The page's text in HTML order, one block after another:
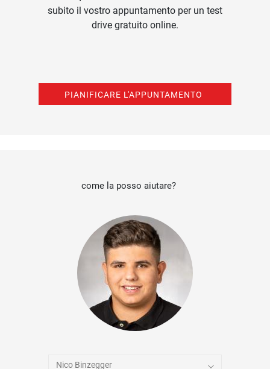
subito il vostro appuntamento per un test
drive gratuito online.
PIANIFICARE L'APPUNTAMENTO
come la posso aiutare?
Nico Binzegger